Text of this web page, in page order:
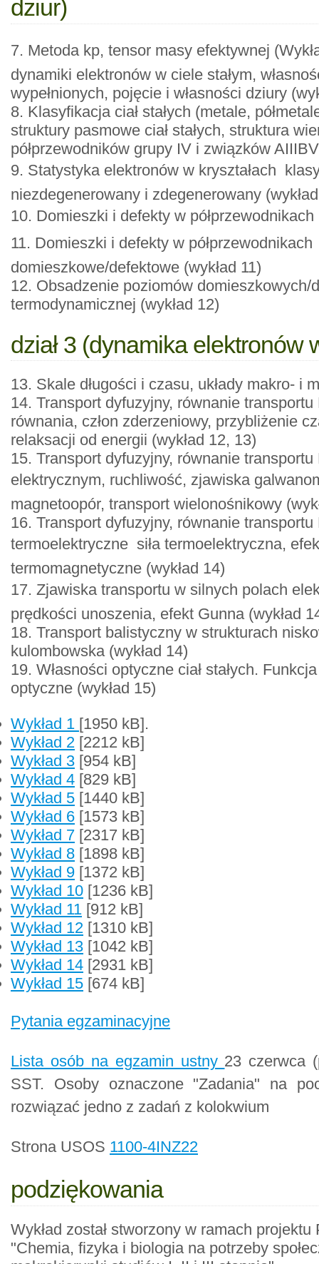
dziur)
7. Metoda kp, tensor masy efektywnej
dynamiki elektronów w ciele stałym,
wypełnionych, pojęcie i własności dziury
8. Klasyfikacja ciał stałych (metale,
struktury pasmowe ciał stałych, struktura
półprzewodników grupy IV i związków
9. Statystyka elektronów w kryształach 
niezdegenerowany i zdegenerowany
10. Domieszki i defekty w półprzewodnikach
11. Domieszki i defekty w półprzewodnikach
domieszkowe/defektowe (wykład 11)
12. Obsadzenie poziomów
termodynamicznej (wykład 12)
dział 3 (dynamika elektronów
13. Skale długości i czasu, układy makro- i
14. Transport dyfuzyjny, równanie
równania, człon zderzeniowy, przybliżenie
relaksacji od energii (wykład 12, 13)
15. Transport dyfuzyjny, równanie
elektrycznym, ruchliwość, zjawiska
magnetoopór, transport wielonośnikowy
16. Transport dyfuzyjny, równanie
termoelektryczne  siła termoelektryczna,
termomagnetyczne (wykład 14)
17. Zjawiska transportu w silnych polach
prędkości unoszenia, efekt Gunna (wykład
18. Transport balistyczny w strukturach
kulombowska (wykład 14)
19. Własności optyczne ciał stałych.
optyczne (wykład 15)
Wykład 1 [1950 kB].
Wykład 2 [2212 kB]
Wykład 3 [954 kB]
Wykład 4 [829 kB]
Wykład 5 [1440 kB]
Wykład 6 [1573 kB]
Wykład 7 [2317 kB]
Wykład 8 [1898 kB]
Wykład 9 [1372 kB]
Wykład 10 [1236 kB]
Wykład 11 [912 kB]
Wykład 12 [1310 kB]
Wykład 13 [1042 kB]
Wykład 14 [2931 kB]
Wykład 15 [674 kB]
Pytania egzaminacyjne
Lista osób na egzamin ustny 23 czerwca
SST. Osoby oznaczone "Zadania" na
rozwiązać jedno z zadań z kolokwium
Strona USOS 1100-4INZ22
podziękowania
Wykład został stworzony w ramach
"Chemia, fizyka i biologia na potrzeby